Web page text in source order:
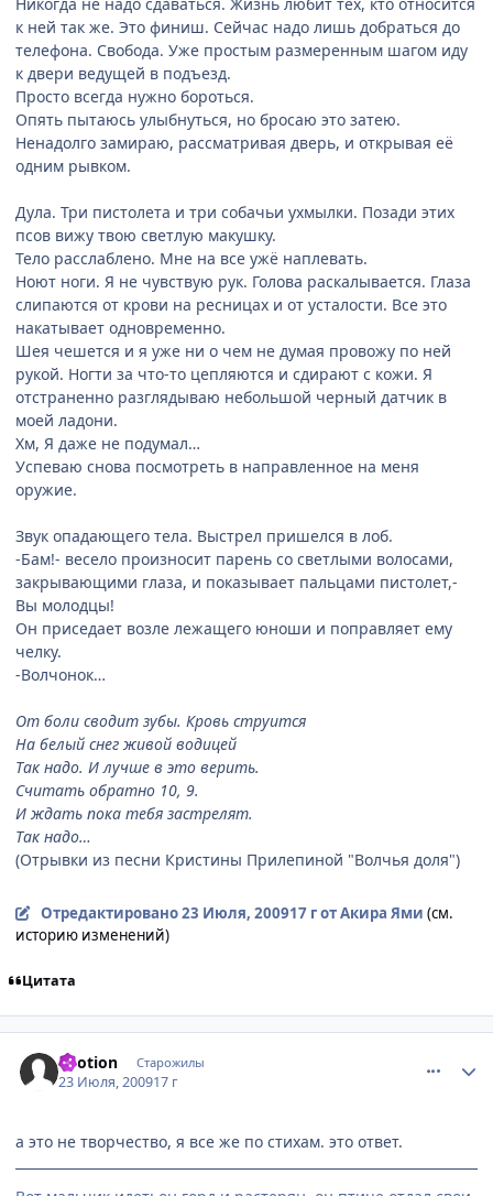
к ней так же. Это финиш. Сейчас надо лишь добраться до
телефона. Свобода. Уже простым размеренным шагом иду
к двери ведущей в подъезд.
Просто всегда нужно бороться.
Опять пытаюсь улыбнуться, но бросаю это затею.
Ненадолго замираю, рассматривая дверь, и открывая её
одним рывком.
Дула. Три пистолета и три собачьи ухмылки. Позади этих
псов вижу твою светлую макушку.
Тело расслаблено. Мне на все ужё наплевать.
Ноют ноги. Я не чувствую рук. Голова раскалывается. Глаза
слипаются от крови на ресницах и от усталости. Все это
накатывает одновременно.
Шея чешется и я уже ни о чем не думая провожу по ней
рукой. Ногти за что-то цепляются и сдирают с кожи. Я
отстраненно разглядываю небольшой черный датчик в
моей ладони.
Хм, Я даже не подумал…
Успеваю снова посмотреть в направленное на меня
оружие.
Звук опадающего тела. Выстрел пришелся в лоб.
-Бам!- весело произносит парень со светлыми волосами,
закрывающими глаза, и показывает пальцами пистолет,-
Вы молодцы!
Он приседает возле лежащего юноши и поправляет ему
челку.
-Волчонок…
От боли сводит зубы. Кровь струится
На белый снег живой водицей
Так надо. И лучше в это верить.
Считать обратно 10, 9.
И ждать пока тебя застрелят.
Так надо…
(Отрывки из песни Кристины Прилепиной "Волчья доля")
Отредактировано23 Июля, 200917 гот Акира Ями (см.
историю изменений)
Цитата
kvotion Старожилы
23 Июля, 200917 г
а это не творчество, я все же по стихам. это ответ.